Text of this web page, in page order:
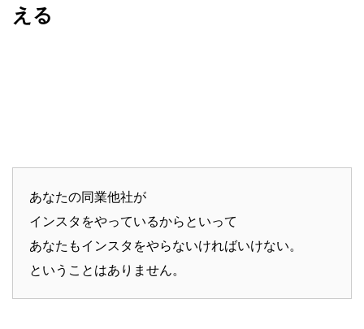
える
あなたの同業他社が
インスタをやっているからといって
あなたもインスタをやらないければいけない。
ということはありません。